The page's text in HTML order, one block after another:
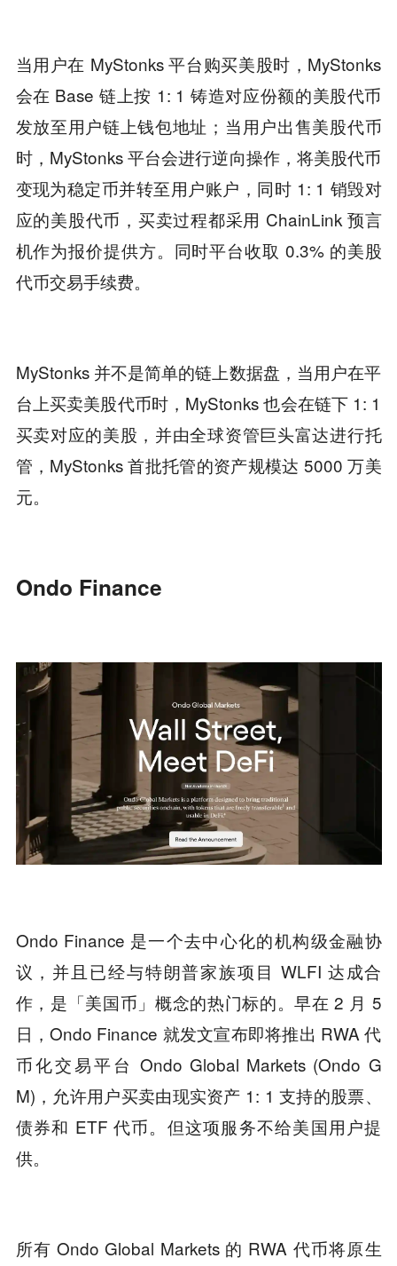
当用户在 MyStonks 平台购买美股时，MyStonks
会在 Base 链上按 1: 1 铸造对应份额的美股代币
发放至用户链上钱包地址；当用户出售美股代币
时，MyStonks 平台会进行逆向操作，将美股代币
变现为稳定币并转至用户账户，同时 1: 1 销毁对
应的美股代币，买卖过程都采用 ChainLink 预言
机作为报价提供方。同时平台收取 0.3% 的美股
代币交易手续费。
MyStonks 并不是简单的链上数据盘，当用户在平
台上买卖美股代币时，MyStonks 也会在链下 1: 1
买卖对应的美股，并由全球资管巨头富达进行托
管，MyStonks 首批托管的资产规模达 5000 万美
元。
Ondo Finance
Ondo Finance 是一个去中心化的机构级金融协
议，并且已经与特朗普家族项目 WLFI 达成合
作，是「美国币」概念的热门标的。早在 2 月 5
日，Ondo Finance 就发文宣布即将推出 RWA 代
币化交易平台 Ondo Global Markets (Ondo G
M)，允许用户买卖由现实资产 1: 1 支持的股票、
债券和 ETF 代币。但这项服务不给美国用户提
供。
所有 Ondo Global Markets 的 RWA 代币将原生